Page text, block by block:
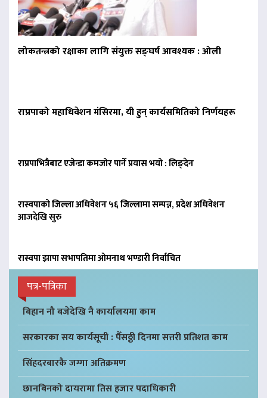
लोकतन्त्रको रक्षाका लागि संयुक्त सङ्घर्ष आवश्यक : ओली
राप्रपाको महाधिवेशन मंसिरमा, यी हुन् कार्यसमितिको निर्णयहरू
राप्रपाभित्रैबाट एजेन्डा कमजोर पार्ने प्रयास भयो : लिङ्देन
रास्वपाको जिल्ला अधिवेशन ५६ जिल्लामा सम्पन्न, प्रदेश अधिवेशन
आजदेखि सुरु
रास्वपा झापा सभापतिमा ओमनाथ भण्डारी निर्वाचित
पत्र-पत्रिका
बिहान नौ बजेदेखि नै कार्यालयमा काम
सरकारका सय कार्यसूची : पैँसठ्ठी दिनमा सत्तरी प्रतिशत काम
सिंहदरबारकै जग्गा अतिक्रमण
छानबिनको दायरामा तिस हजार पदाधिकारी